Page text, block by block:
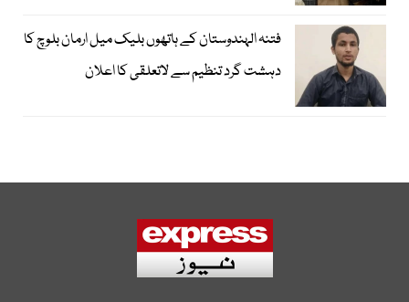
فتنہ الہندوستان کے ہاتھوں بلیک میل ارمان بلوچ کا
دہشت گرد تنظیم سے لاتعلقی کا اعلان